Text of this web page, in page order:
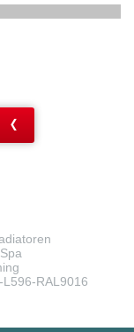
RAL9016